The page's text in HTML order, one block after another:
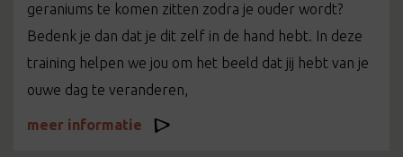
geraniums te komen zitten zodra je ouder wordt?
Bedenk je dan dat je dit zelf in de hand hebt. In deze
training helpen we jou om het beeld dat jij hebt van je
ouwe dag te veranderen,
meer informatie